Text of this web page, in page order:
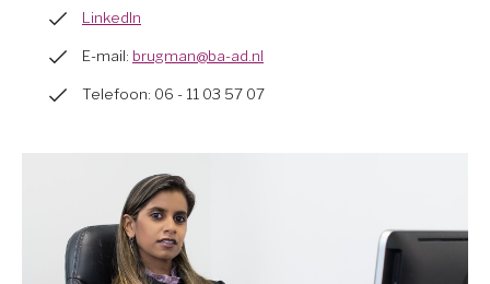
LinkedIn
E-mail: brugman@ba-ad.nl
Telefoon: 06 - 11 03 57 07